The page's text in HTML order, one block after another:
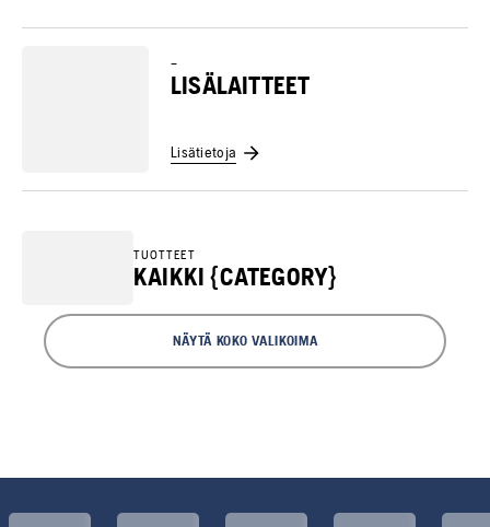
–
LISÄLAITTEET
Lisätietoja
TUOTTEET
KAIKKI {CATEGORY}
NÄYTÄ KOKO VALIKOIMA